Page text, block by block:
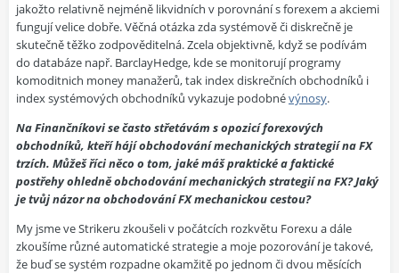
jakožto relativně nejméně likvidních v porovnání s forexem a akciemi
fungují velice dobře. Věčná otázka zda systémově či diskrečně je
skutečně těžko zodpověditelná. Zcela objektivně, když se podívám
do databáze např. BarclayHedge, kde se monitorují programy
komoditnich money manažerů, tak index diskrečních obchodníků i
index systémových obchodníků vykazuje podobnévýnosy.
Na Finančníkovi se často střetávám s opozicí forexových
obchodníků, kteří hájí obchodování mechanických strategií na FX
trzích. Můžeš říci něco o tom, jaké máš praktické a faktické
postřehy ohledně obchodování mechanických strategií na FX? Jaký
je tvůj názor na obchodování FX mechanickou cestou?
My jsme ve Strikeru zkoušeli v počátcích rozkvětu Forexu a dále
zkoušíme různé automatické strategie a moje pozorování je takové,
že buď se systém rozpadne okamžitě po jednom či dvou měsících